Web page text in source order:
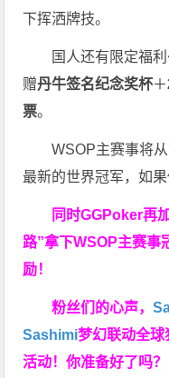
下挥洒牌技。
国人还有限定福
赠丹牛签名纪念奖杯＋
票。
WSOP主赛事将
最新的世界冠军，如
同时GGPoker再
路”拿下WSOP主赛事
励！
粉丝们的心声，
Sashimi梦幻联动全
活动！你准备好了吗？